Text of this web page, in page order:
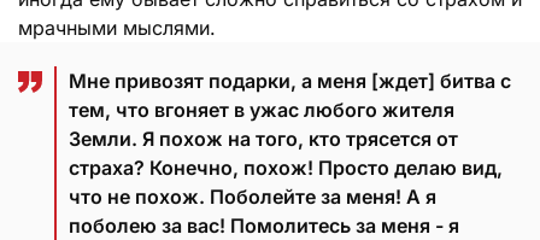
мрачными мыслями.
Мне привозят подарки, а меня [ждет] битва с
тем, что вгоняет в ужас любого жителя
Земли. Я похож на того, кто трясется от
страха? Конечно, похож! Просто делаю вид,
что не похож. Поболейте за меня! А я
поболею за вас! Помолитесь за меня - я